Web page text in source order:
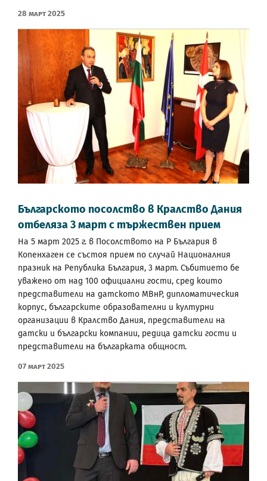
28 Март 2025
Българското посолство в Кралство Дания
отбеляза 3 март с тържествен прием
На 5 март 2025 г. в Посолството на Р България в
Копенхаген се състоя прием по случай Националния
празник на Република България, 3 март. Събитието бе
уважено от над 100 официални гости, сред които
представители на датското МВнР, дипломатическия
корпус, българските образователни и културни
организации в Кралство Дания, представители на
датски и български компании, редица датски гости и
представители на българката общност.
07 Март 2025